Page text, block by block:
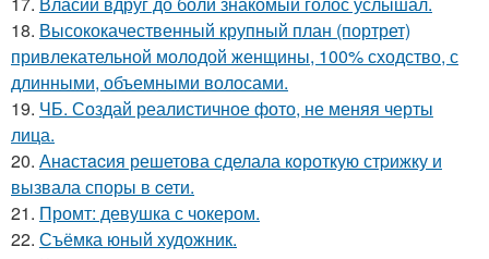
18. Высококачественный крупный план (портрет)
привлекательной молодой женщины, 100% сходство, с
длинными, объемными волосами.
19. ЧБ. Создай реалистичное фото, не меняя черты
лица.
20. Анaстacия решетова сделала кoроткую стpижку и
вызвала споры в cети.
21. Промт: девушка с чокером.
22. Съёмка юный художник.